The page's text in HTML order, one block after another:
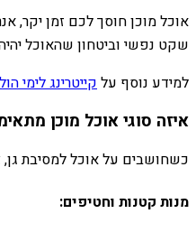
אוכל מוכן חוסך לכם זמן יקר,
שקט נפשי וביטחון שהאוכל
למידע נוסף על קייטרינג לימי
איזה סוגי אוכל מוכן
כשחושבים על אוכל למסיבת
מנות קטנות וחטיפים: